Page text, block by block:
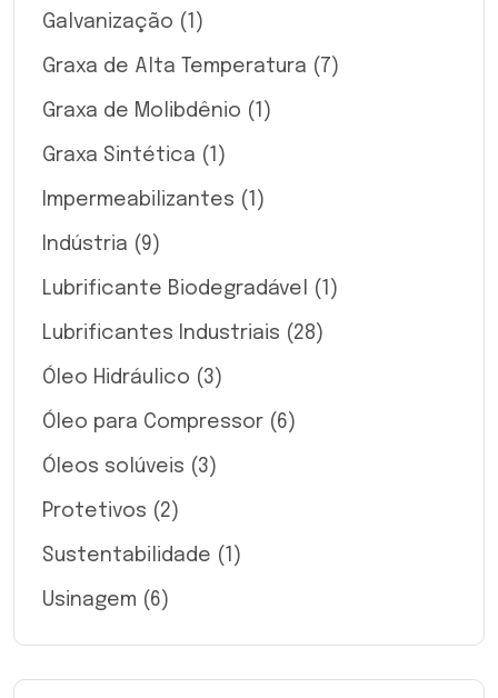
Galvanização (1)
Graxa de Alta Temperatura (7)
Graxa de Molibdênio (1)
Graxa Sintética (1)
Impermeabilizantes (1)
Indústria (9)
Lubrificante Biodegradável (1)
Lubrificantes Industriais (28)
Óleo Hidráulico (3)
Óleo para Compressor (6)
Óleos solúveis (3)
Protetivos (2)
Sustentabilidade (1)
Usinagem (6)